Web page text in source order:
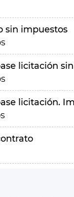
sin impuestos
licitación
licitación.